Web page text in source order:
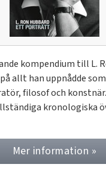
kompendium till L.
allt han uppnådde
filosof och
kronologiska
Mer information »